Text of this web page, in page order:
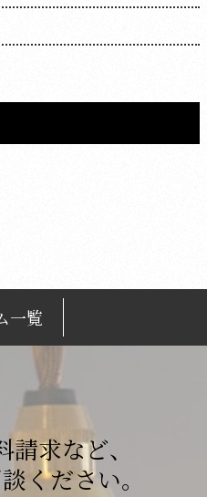
一覧
求など、
ください。